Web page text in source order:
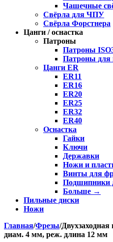
Чашечные
Свёрла для ЧПУ
Свёрла Форстнера
Цанги / оснастка
Патроны
Патроны
Патроны для
Цанги ER
ER11
ER16
ER20
ER25
ER32
ER40
Оснастка
Гайки
Ключи
Державки
Ножи и
Винты для
Подшипники
Больше →
Пильные диски
Ножи
Главная/Фрезы/
диам. 4 мм, реж. длина 12 мм